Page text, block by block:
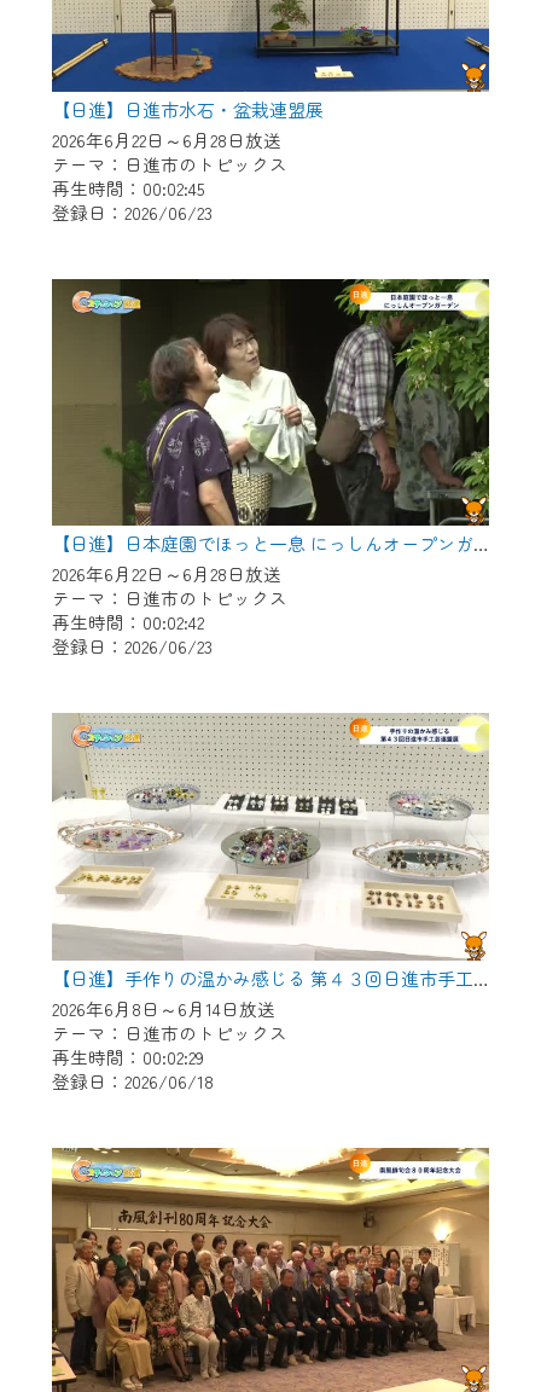
【日進】日進市水石・盆栽連盟展
2026年6月22日～6月28日放送
テーマ：日進市のトピックス
再生時間：00:02:45
登録日：2026/06/23
【日進】日本庭園でほっと一息 にっしんオープンガーデン
2026年6月22日～6月28日放送
テーマ：日進市のトピックス
再生時間：00:02:42
登録日：2026/06/23
【日進】手作りの温かみ感じる 第４３回日進市手工芸連盟展
2026年6月8日～6月14日放送
テーマ：日進市のトピックス
再生時間：00:02:29
登録日：2026/06/18
※CCNetアプリをご利用中の方は引き続き
ご視聴いただけます。
＜メンテナンス情報＞
CCNetWebTVのリニューアルにともないメ
ンテナンス作業を予定しています。
作業の間は、CCNetWebTVの画面が「メン
テナンス中」になり、ご利用いただけませ
ご不便をおかけいたしますが、ご了承の程
よろしくお願いいたします。